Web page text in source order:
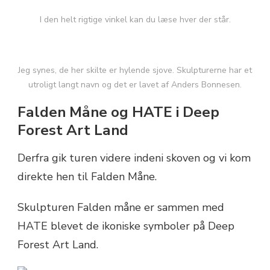
I den helt rigtige vinkel kan du læse hver der står.
Jeg synes, de her skilte er hylende sjove. Skulpturerne har et
utroligt langt navn og det er lavet af Anders Bonnesen.
Falden Måne og HATE i Deep
Forest Art Land
Derfra gik turen videre indeni skoven og vi kom
direkte hen til Falden Måne.
Skulpturen Falden måne er sammen med
HATE blevet de ikoniske symboler på Deep
Forest Art Land.